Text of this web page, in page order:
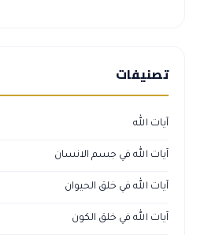
تصنيفات
آيات الله
آيات الله في جسم الانسان
آيات الله في خلق الحيوان
آيات الله في خلق الكون